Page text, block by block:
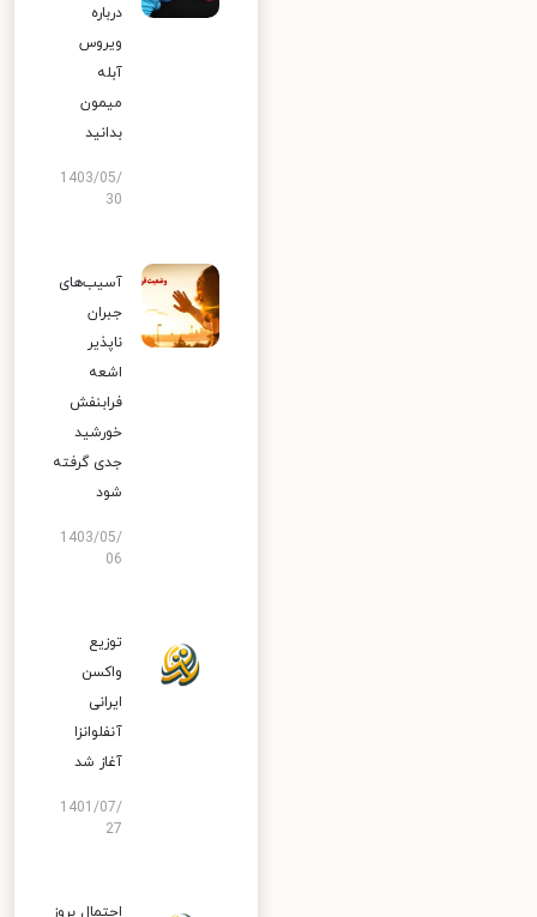
درباره
ویروس
آبله
میمون
بدانید
1403/05/
30
آسیب‌های
جبران
ناپذیر
اشعه
فرابنفش
خورشید
جدی گرفته
شود
1403/05/
06
توزیع
واکسن
ایرانی
آنفلوانزا
آغاز شد
1401/07/
27
احتمال بروز